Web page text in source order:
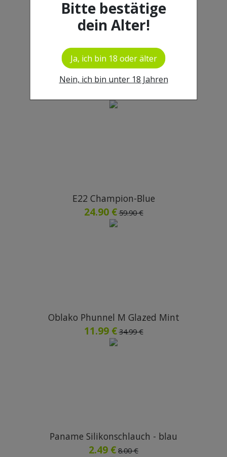
Bitte bestätige
dein Alter!
Ja, ich bin 18 oder älter
Nein, ich bin unter 18 Jahren
Oblako Phunnel M Unglazed
E22 Champion-Blue
24.90 € 59.90 €
Oblako Phunnel M Glazed Mint
11.99 € 34.99 €
Paname Silikonschlauch - blau
2.49 € 8.00 €